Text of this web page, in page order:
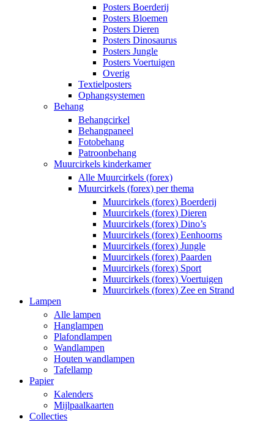
Posters Boerderij
Posters Bloemen
Posters Dieren
Posters Dinosaurus
Posters Jungle
Posters Voertuigen
Overig
Textielposters
Ophangsystemen
Behang
Behangcirkel
Behangpaneel
Fotobehang
Patroonbehang
Muurcirkels kinderkamer
Alle Muurcirkels (forex)
Muurcirkels (forex) per thema
Muurcirkels (forex) Boerderij
Muurcirkels (forex) Dieren
Muurcirkels (forex) Dino’s
Muurcirkels (forex) Eenhoorns
Muurcirkels (forex) Jungle
Muurcirkels (forex) Paarden
Muurcirkels (forex) Sport
Muurcirkels (forex) Voertuigen
Muurcirkels (forex) Zee en Strand
Lampen
Alle lampen
Hanglampen
Plafondlampen
Wandlampen
Houten wandlampen
Tafellamp
Papier
Kalenders
Mijlpaalkaarten
Collecties